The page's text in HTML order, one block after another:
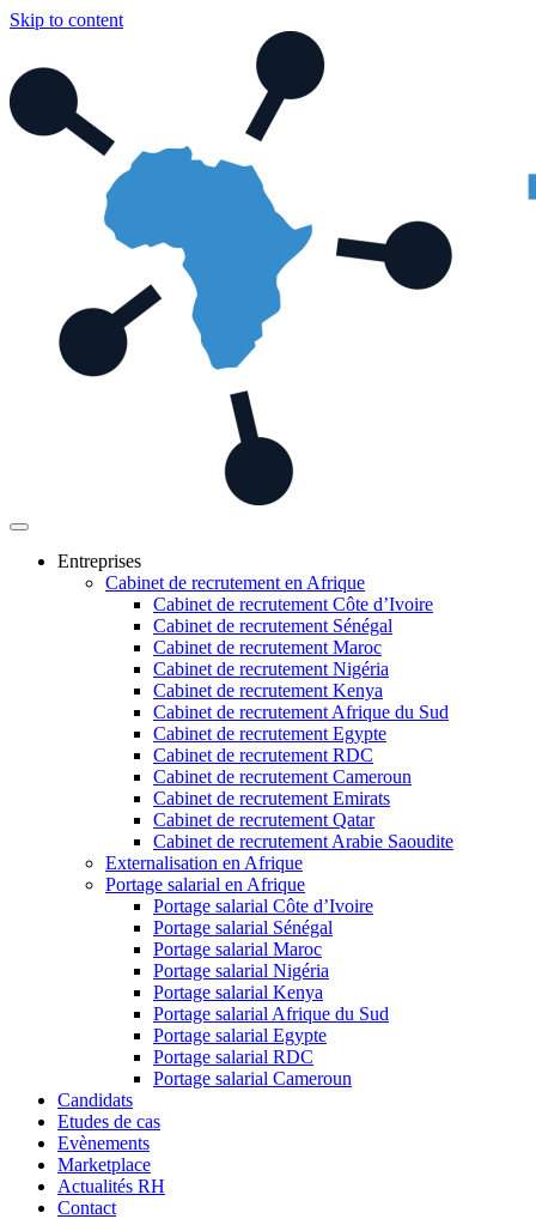
Skip to content
Entreprises
Cabinet de recrutement en Afrique
Cabinet de recrutement Côte d’Ivoire
Cabinet de recrutement Sénégal
Cabinet de recrutement Maroc
Cabinet de recrutement Nigéria
Cabinet de recrutement Kenya
Cabinet de recrutement Afrique du Sud
Cabinet de recrutement Egypte
Cabinet de recrutement RDC
Cabinet de recrutement Cameroun
Cabinet de recrutement Emirats
Cabinet de recrutement Qatar
Cabinet de recrutement Arabie Saoudite
Externalisation en Afrique
Portage salarial en Afrique
Portage salarial Côte d’Ivoire
Portage salarial Sénégal
Portage salarial Maroc
Portage salarial Nigéria
Portage salarial Kenya
Portage salarial Afrique du Sud
Portage salarial Egypte
Portage salarial RDC
Portage salarial Cameroun
Candidats
Etudes de cas
Evènements
Marketplace
Actualités RH
Contact